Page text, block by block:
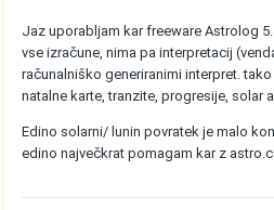
Jaz uporabljam kar freeware Astrolog
vse izračune, nima pa interpretacij
računalniško generiranimi interpret.
natalne karte, tranzite, progresije, solar
Edino solarni/ lunin povratek je malo
edino največkrat pomagam kar z